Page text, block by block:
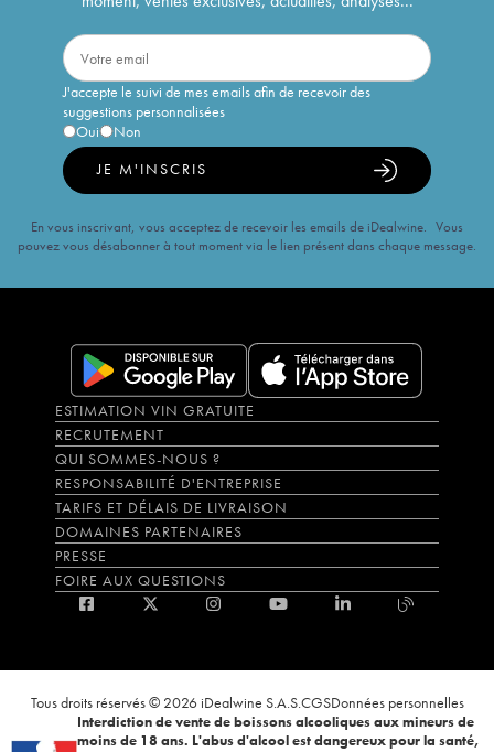
J'accepte le suivi de mes emails afin de recevoir des
suggestions personnalisées
Oui
Non
JE M'INSCRIS
En vous inscrivant, vous acceptez de recevoir les emails de iDealwine. Vous
pouvez vous désabonner à tout moment via le lien présent dans chaque message.
ESTIMATION VIN GRATUITE
RECRUTEMENT
QUI SOMMES-NOUS ?
RESPONSABILITÉ D'ENTREPRISE
TARIFS ET DÉLAIS DE LIVRAISON
DOMAINES PARTENAIRES
PRESSE
FOIRE AUX QUESTIONS
Tous droits réservés © 2026 iDealwine S.A.S.CGSDonnées personnelles
Interdiction de vente de boissons alcooliques aux mineurs de
moins de 18 ans. L'abus d'alcool est dangereux pour la santé,